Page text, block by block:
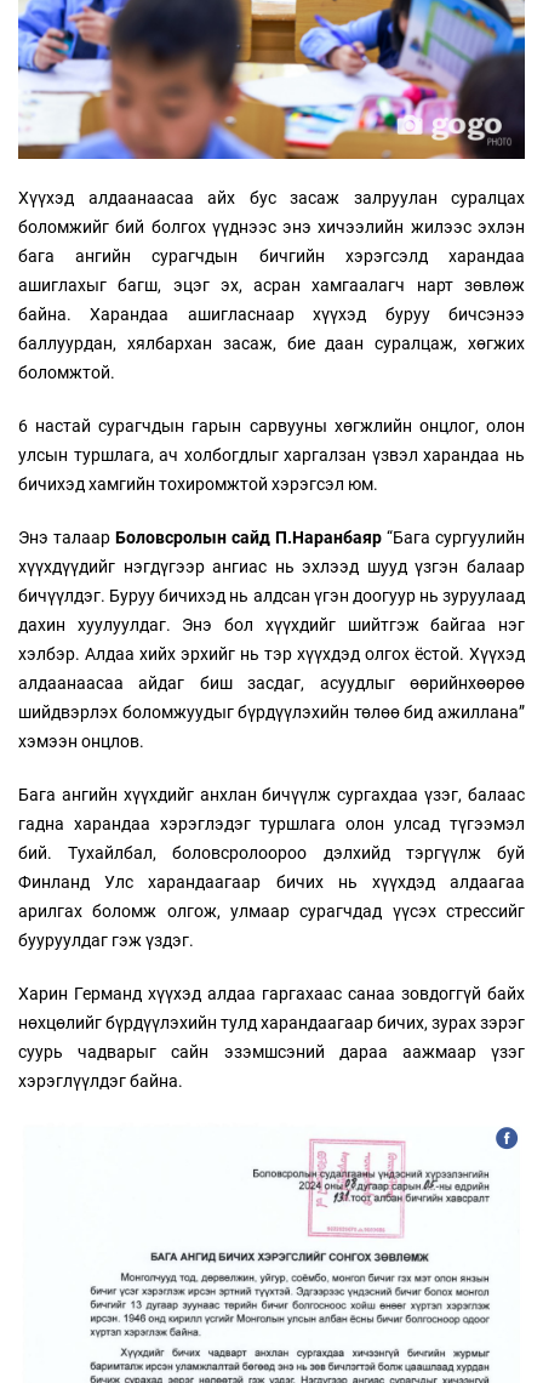
Хүүхэд алдаанаасаа айх бус засаж залруулан суралцах
боломжийг бий болгох үүднээс энэ хичээлийн жилээс эхлэн
бага ангийн сурагчдын бичгийн хэрэгсэлд харандаа
ашиглахыг багш, эцэг эх, асран хамгаалагч нарт зөвлөж
байна. Харандаа ашигласнаар хүүхэд буруу бичсэнээ
баллуурдан, хялбархан засаж, бие даан суралцаж, хөгжих
боломжтой.
6 настай сурагчдын гарын сарвууны хөгжлийн онцлог, олон
улсын туршлага, ач холбогдлыг харгалзан үзвэл харандаа нь
бичихэд хамгийн тохиромжтой хэрэгсэл юм.
Энэ талаар Боловсролын сайд П.Наранбаяр “Бага сургуулийн
хүүхдүүдийг нэгдүгээр ангиас нь эхлээд шууд үзгэн балаар
бичүүлдэг. Буруу бичихэд нь алдсан үгэн доогуур нь зуруулаад
дахин хуулуулдаг. Энэ бол хүүхдийг шийтгэж байгаа нэг
хэлбэр. Алдаа хийх эрхийг нь тэр хүүхдэд олгох ёстой. Хүүхэд
алдаанаасаа айдаг биш засдаг, асуудлыг өөрийнхөөрөө
шийдвэрлэх боломжуудыг бүрдүүлэхийн төлөө бид ажиллана”
хэмээн онцлов.
Бага ангийн хүүхдийг анхлан бичүүлж сургахдаа үзэг, балаас
гадна харандаа хэрэглэдэг туршлага олон улсад түгээмэл
бий. Тухайлбал, боловсролоороо дэлхийд тэргүүлж буй
Финланд Улс харандаагаар бичих нь хүүхдэд алдаагаа
арилгах боломж олгож, улмаар сурагчдад үүсэх стрессийг
бууруулдаг гэж үздэг.
Харин Германд хүүхэд алдаа гаргахаас санаа зовдоггүй байх
нөхцөлийг бүрдүүлэхийн тулд харандаагаар бичих, зурах зэрэг
суурь чадварыг сайн эзэмшсэний дараа аажмаар үзэг
хэрэглүүлдэг байна.